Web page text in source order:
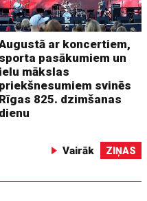
ar koncertiem,
sporta pasākumiem un
ielu mākslas
priekšnesumiem svinēs
Rīgas 825. dzimšanas
dienu
Vairāk ZIŅAS